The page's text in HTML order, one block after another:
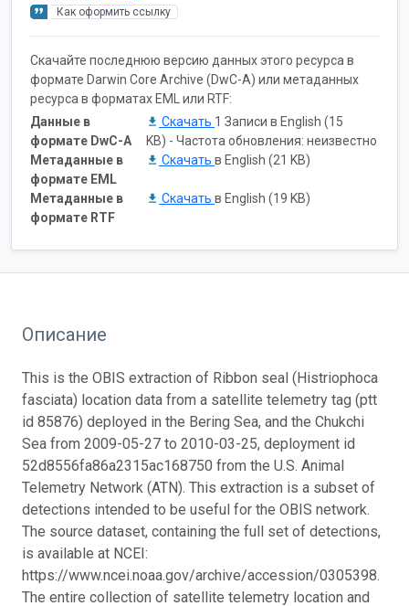
Как оформить ссылку
Скачайте последнюю версию данных этого ресурса в
формате Darwin Core Archive (DwC-A) или метаданных
ресурса в форматах EML или RTF:
Данные в
формате DwC-A
Скачать 1 Записи в English (15
KB) - Частота обновления: неизвестно
Метаданные в
формате EML
Скачать в English (21 KB)
Метаданные в
формате RTF
Скачать в English (19 KB)
Описание
This is the OBIS extraction of Ribbon seal (Histriophoca
fasciata) location data from a satellite telemetry tag (ptt
id 85876) deployed in the Bering Sea, and the Chukchi
Sea from 2009-05-27 to 2010-03-25, deployment id
52d8556fa86a2315ac168750 from the U.S. Animal
Telemetry Network (ATN). This extraction is a subset of
detections intended to be useful for the OBIS network.
The source dataset, containing the full set of detections,
is available at NCEI:
https://www.ncei.noaa.gov/archive/accession/0305398.
The entire collection of satellite telemetry location and